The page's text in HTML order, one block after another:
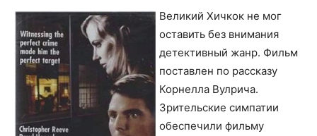
Великий Хичкок не мог
оставить без внимания
детективный жанр. Фильм
поставлен по рассказу
Корнелла Вулрича.
Зрительские симпатии
обеспечили фильму